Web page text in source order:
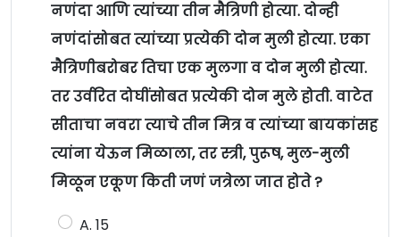
नणंदा आणि त्यांच्या तीन मैत्रिणी होत्या. दोन्ही
नणंदांसोबत त्यांच्या प्रत्येकी दोन मुली होत्या. एका
मैत्रिणीबरोबर तिचा एक मुलगा व दोन मुली होत्या.
तर उर्वरित दोघींसोबत प्रत्येकी दोन मुले होती. वाटेत
सीताचा नवरा त्याचे तीन मित्र व त्यांच्या बायकांसह
त्यांना येऊन मिळाला, तर स्त्री, पुरूष, मुल-मुली
मिळून एकूण किती जणं जत्रेला जात होते ?
A. 15